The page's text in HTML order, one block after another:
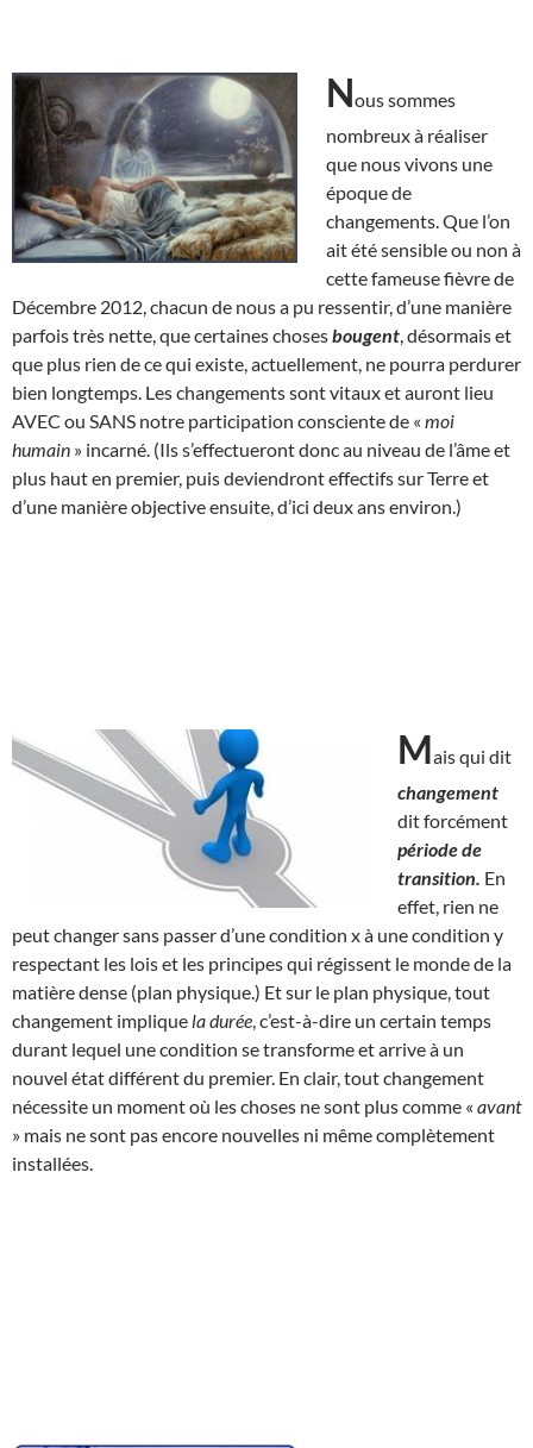
Nous sommes
nombreux à réaliser
que nous vivons une
époque de
changements. Que l’on
ait été sensible ou non à
cette fameuse fièvre de
Décembre 2012, chacun de nous a pu ressentir, d’une manière
parfois très nette, que certaines chosesbougent , désormais et
que plus rien de ce qui existe, actuellement, ne pourra perdurer
bien longtemps. Les changements sont vitaux et auront lieu
AVEC ou SANS notre participation consciente de « moi
humain » incarné. (Ils s’effectueront donc au niveau de l’âme et
plus haut en premier, puis deviendront effectifs sur Terre et
d’une manière objective ensuite, d’ici deux ans environ.)
Mais qui dit
changement
dit forcément
période de
transition. En
effet, rien ne
peut changer sans passer d’une condition x à une condition y
respectant les lois et les principes qui régissent le monde de la
matière dense (plan physique.) Et sur le plan physique, tout
changement implique la durée , c’est-à-dire un certain temps
durant lequel une condition se transforme et arrive à un
nouvel état différent du premier. En clair, tout changement
nécessite un moment où les choses ne sont plus comme « avant
» mais ne sont pas encore nouvelles ni même complètement
installées.